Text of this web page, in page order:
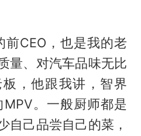
前CEO，也是我的老
量、对汽车品味无比
，他跟我讲，智界
。一般厨师都是
自己品尝自己的菜，